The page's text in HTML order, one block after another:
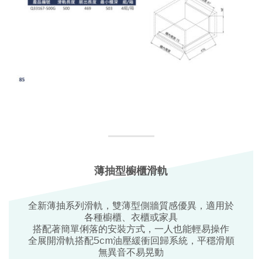
薄抽型櫥櫃滑軌
全新薄抽系列滑軌，雙薄型側牆質感優異，適用於
各種櫥櫃、衣櫃或家具
搭配著簡單俐落的安裝方式，一人也能輕易操作
全展開滑軌搭配5cm油壓緩衝回歸系統，平穩滑順
無異音不易晃動